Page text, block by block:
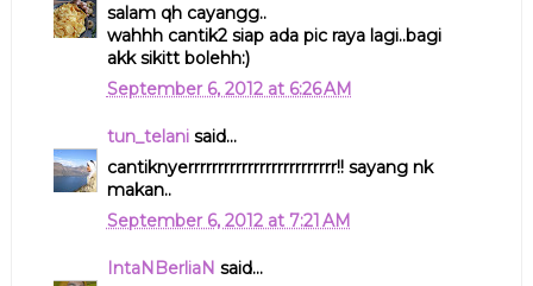
salam qh cayangg..
wahhh cantik2 siap ada pic raya lagi..bagi
akk sikitt bolehh:)
September 6, 2012 at 6:26 AM
tun_telanisaid...
cantiknyerrrrrrrrrrrrrrrrrrrrrrrrr!! sayang nk
makan..
September 6, 2012 at 7:21 AM
IntaNBerliaN said...